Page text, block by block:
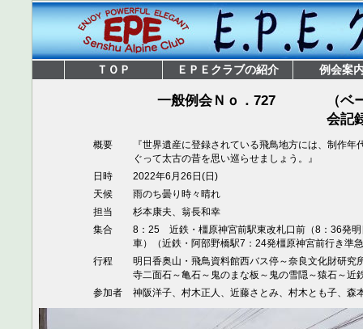
ＴＯＰ ＥＰＥクラブの紹介 例会案
一般例会Ｎｏ．727
（
会記
概要
『世界遺産に登録されている飛鳥地方には、制作
ぐって太古の昔を思い巡らせましょう。』
日時
2022年6月26日(日)
天候
雨のち曇り時々晴れ
担当
杉本康夫、翁長和幸
集合
8：25 近鉄・橿原神宮前駅東改札口前（8：36発
車）（近鉄・阿部野橋駅7：24発橿原神宮前行き
行程
明日香奥山・飛鳥資料館西バス停～奈良文化財研
寺二面石～亀石～鬼のまな板～鬼の雪隠～猿石～近
参加者
神阪洋子、村木正人、近藤さとみ、村木とも子、